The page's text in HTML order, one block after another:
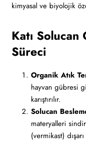
kimyasal ve biyolojik
Katı
Süreci
Organik Atık
hayvan gübresi
karıştırılır.
Solucan
materyalleri
(vermikast)